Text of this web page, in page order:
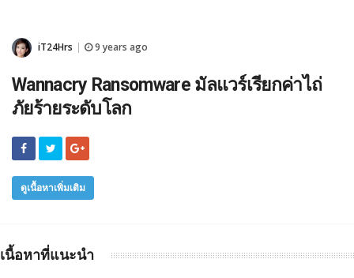
iT24Hrs 9 years ago
Wannacry Ransomware มัลแวร์เรียกค่าไถ่
ภัยร้ายระดับโลก
ดูเนื้อหาเพิ่มเติม
เนื้อหาที่แนะนำ